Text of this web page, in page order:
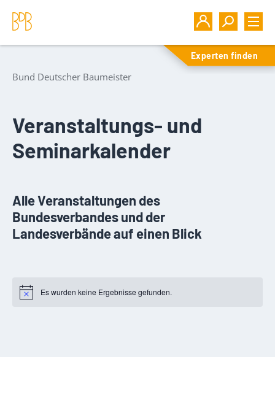
Experten finden
Bund Deutscher Baumeister
Veranstaltungs- und
Seminarkalender
Alle Veranstaltungen des
Bundesverbandes und der
Landesverbände auf einen Blick
Notice Es wurden keine Ergebnisse gefunden.